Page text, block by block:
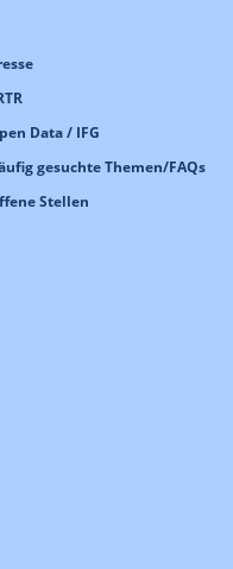
Data / IFG
gesuchte Themen/FAQs
Stellen